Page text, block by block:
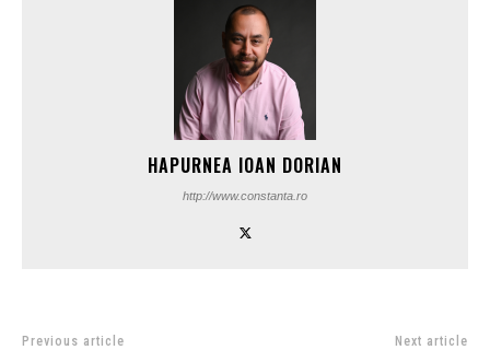
HAPURNEA IOAN DORIAN
http://www.constanta.ro
Previous article Next article